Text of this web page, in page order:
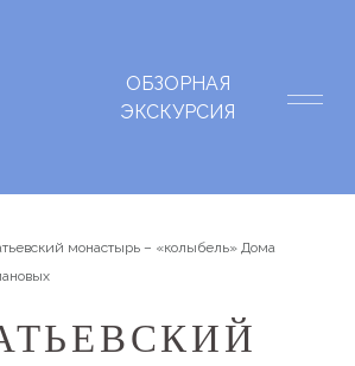
ОБЗОРНАЯ
ЭКСКУРСИЯ
монастырь – «колыбель» Дома